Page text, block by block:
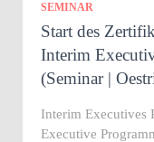
SEMINAR
Start des
Interim
(Seminar |
Interim Executives
Executive